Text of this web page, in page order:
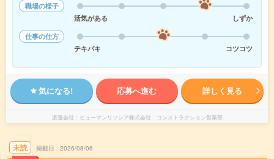
職場の様子
活気がある
しずか
仕事の仕方
テキパキ
コツコツ
気になる! 応募へ進む 詳しく見る
派遣会社 ヒューマンリソシア株式会社 コンストラクション営業部
未読 掲載日 2026/08/06